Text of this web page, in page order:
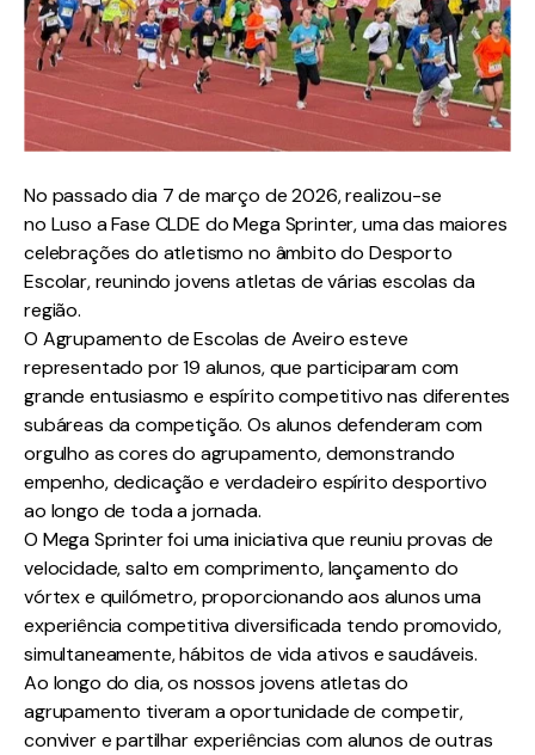
No passado dia 7 de março de 2026, realizou-se
no Luso a Fase CLDE do Mega Sprinter, uma das maiores
celebrações do atletismo no âmbito do Desporto
Escolar, reunindo jovens atletas de várias escolas da
região.
O Agrupamento de Escolas de Aveiro esteve
representado por 19 alunos, que participaram com
grande entusiasmo e espírito competitivo nas diferentes
subáreas da competição. Os alunos defenderam com
orgulho as cores do agrupamento, demonstrando
empenho, dedicação e verdadeiro espírito desportivo
ao longo de toda a jornada.
O Mega Sprinter foi uma iniciativa que reuniu provas de
velocidade, salto em comprimento, lançamento do
vórtex e quilómetro, proporcionando aos alunos uma
experiência competitiva diversificada tendo promovido,
simultaneamente, hábitos de vida ativos e saudáveis.
Ao longo do dia, os nossos jovens atletas do
agrupamento tiveram a oportunidade de competir,
conviver e partilhar experiências com alunos de outras